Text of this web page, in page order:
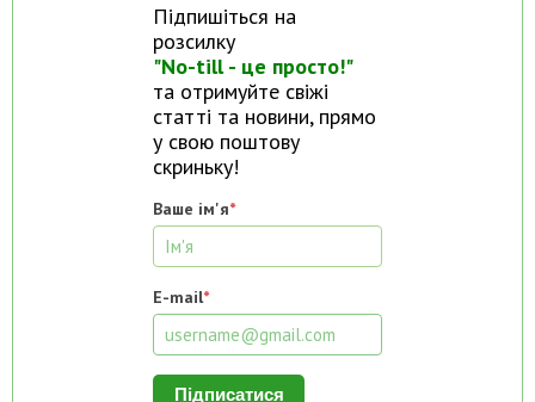
Підпишіться на
розсилку
"No-till - це просто!"
та отримуйте свіжі
статті та новини, прямо
у свою поштову
скриньку!
Ваше ім'я*
E-mail*
Підписатися